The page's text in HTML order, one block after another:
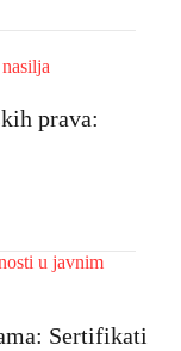
prava:
Sertifikati